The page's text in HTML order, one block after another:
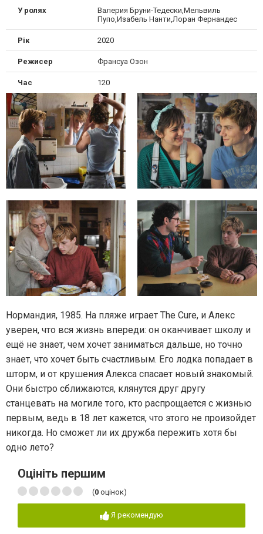
У ролях
Валерия Бруни-Тедески,Мельвиль
Пупо,Изабель Нанти,Лоран Фернандес
Рік 2020
Режисер Франсуа Озон
Час 120
Нормандия, 1985. На пляже играет The Cure, и Алекс
уверен, что вся жизнь впереди: он оканчивает школу и
ещё не знает, чем хочет заниматься дальше, но точно
знает, что хочет быть счастливым. Его лодка попадает в
шторм, и от крушения Алекса спасает новый знакомый.
Они быстро сближаются, клянутся друг другу
станцевать на могиле того, кто распрощается с жизнью
первым, ведь в 18 лет кажется, что этого не произойдет
никогда. Но сможет ли их дружба пережить хотя бы
одно лето?
Оцініть першим
(0 оцінок)
Я рекомендую